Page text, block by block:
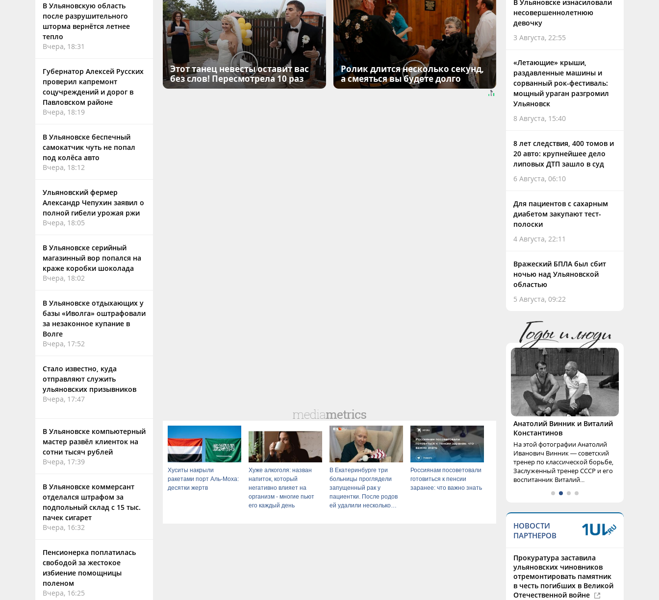
В Ульяновскую область
после разрушительного
шторма вернётся летнее
тепло
Вчера, 18:31
Губернатор Алексей Русских
проверил капремонт
соцучреждений и дорог в
Павловском районе
Вчера, 18:19
В Ульяновске беспечный
самокатчик чуть не попал
под колёса авто
Вчера, 18:12
Ульяновский фермер
Александр Чепухин заявил о
полной гибели урожая ржи
Вчера, 18:05
В Ульяновске серийный
магазинный вор попался на
краже коробки шоколада
Вчера, 18:02
В Ульяновске отдыхающих у
базы «Иволга» оштрафовали
за незаконное купание в
Волге
Вчера, 17:52
Стало известно, куда
отправляют служить
ульяновских призывников
Вчера, 17:47
В Ульяновске компьютерный
мастер развёл клиенток на
сотни тысяч рублей
Вчера, 17:39
В Ульяновске коммерсант
отделался штрафом за
подпольный склад с 15 тыс.
пачек сигарет
Вчера, 16:32
Пенсионерка поплатилась
свободой за жестокое
избиение помощницы
поленом
Вчера, 16:25
Этот танец невесты оставит вас
без слов! Пересмотрела 10 раз
Ролик длится несколько секунд,
а смеяться вы будете долго
Хуситы накрыли
ракетами порт Аль-Моха:
десятки жертв
Хуже алкоголя: назван
напиток, который
негативно влияет на
организм - многие пьют
его каждый день
В Екатеринбурге три
больницы проглядели
запущенный рак у
пациентки. После родов
ей удалили несколько
Россиянам посоветовали
готовиться к пенсии
заранее: что важно знать
В Ульяновске изнасиловали
несовершеннолетнюю
девочку
3 Августа, 22:55
«Летающие» крыши,
раздавленные машины и
сорванный рок-фестиваль:
мощный ураган разгромил
Ульяновск
8 Августа, 15:40
8 лет следствия, 400 томов и
20 авто: крупнейшее дело
липовых ДТП зашло в суд
6 Августа, 06:10
Для пациентов с сахарным
диабетом закупают тест-
полоски
4 Августа, 22:11
Вражеский БПЛА был сбит
ночью над Ульяновской
областью
5 Августа, 09:22
Анатолий Винник и Виталий
Константинов
На этой фотографии Анатолий
Иванович Винник — советский
тренер по классической борьбе,
Заслуженный тренер СССР и его
воспитанник Виталий...
НОВОСТИ
ПАРТНЕРОВ
Прокуратура заставила
ульяновских чиновников
отремонтировать памятник
в честь погибших в Великой
Отечественной войне